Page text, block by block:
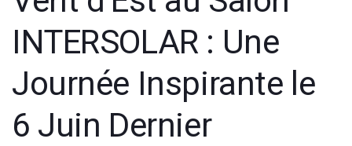
INTERSOLAR : Une
Journée Inspirante le
6 Juin Dernier